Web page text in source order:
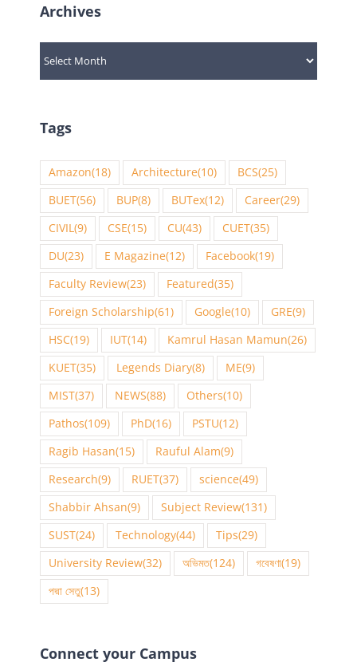
Archives
Archives
Tags
Amazon(18) Architecture(10) BCS(25)
BUET(56) BUP(8) BUTex(12) Career(29)
CIVIL (9) CSE(15) CU(43) CUET(35)
DU(23) E Magazine(12) Facebook(19)
Faculty Review(23) Featured(35)
Foreign Scholarship(61) Google(10) GRE(9)
HSC(19) IUT(14) Kamrul Hasan Mamun(26)
KUET(35) Legends Diary(8) ME(9)
MIST(37) NEWS(88) Others(10)
Pathos(109) PhD(16) PSTU(12)
Ragib Hasan(15) Rauful Alam(9)
Research(9) RUET(37) science(49)
Shabbir Ahsan(9) Subject Review(131)
SUST(24) Technology(44) Tips(29)
University Review(32) অভিমত(124) গবেষণা(19)
পদ্মা সেতু(13)
Connect your Campus